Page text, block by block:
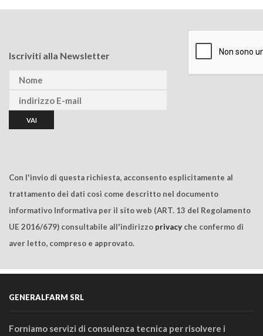
Iscriviti alla Newsletter
Con l'invio di questa richiesta, acconsento esplicitamente al
trattamento dei dati così come descritto nel documento
informativo Informativa per il sito web (ART. 13 del Regolamento
UE 2016/679) consultabile all'indirizzo privacy che confermo di
aver letto, compreso e approvato.
GENERALFARM SRL
Forniamo servizi di consulenza tecnica per risolvere i